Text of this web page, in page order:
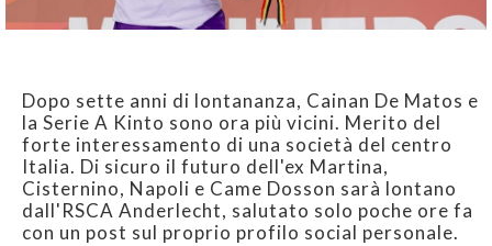
Dopo sette anni di lontananza, Cainan De Matos e
la Serie A Kinto sono ora più vicini. Merito del
forte interessamento di una società del centro
Italia. Di sicuro il futuro dell'ex Martina,
Cisternino, Napoli e Came Dosson sarà lontano
dall'RSCA Anderlecht, salutato solo poche ore fa
con un post sul proprio profilo social personale.